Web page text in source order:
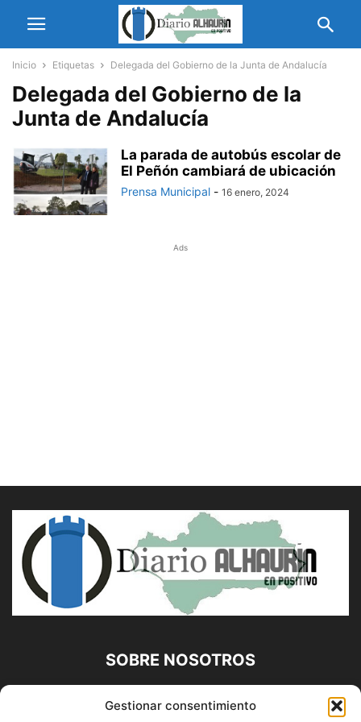
Gestionar consentimiento
Inicio Etiquetas Delegada del Gobierno de la Junta de Andalucía
Delegada del Gobierno de la
Junta de Andalucía
La parada de autobús escolar de
El Peñón cambiará de ubicación
Prensa Municipal - 16 enero, 2024
Ads
SOBRE NOSOTROS
Diario Alhaurín (www.alhaurindelatorre.com) Propiedad de
Francisco E. López López | 639 95 71 95 | Noticias de